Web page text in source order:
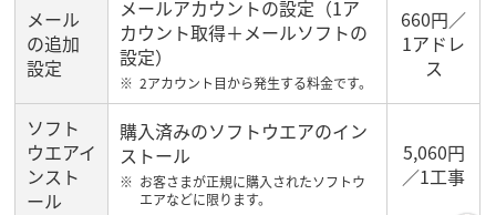
メール
の追加
設定
メールアカウントの設定（1ア
カウント取得＋メールソフトの
設定）
2アカウント目から発生する料金です。
660円／
1アドレ
ス
ソフト
ウエアイ
ンスト
ール
購入済みのソフトウエアのイン
ストール
お客さまが正規に購入されたソフトウ
エアなどに限ります。
5,060円
／1工事